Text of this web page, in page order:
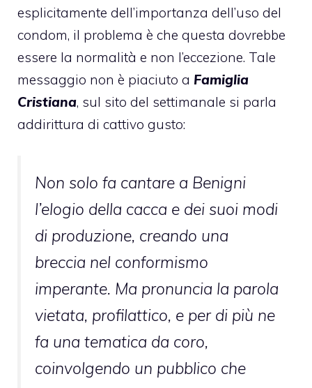
esplicitamente dell’importanza dell’uso del
condom, il problema è che questa dovrebbe
essere la normalità e non l’eccezione. Tale
messaggio non è piaciuto a Famiglia
Cristiana, sul sito del settimanale si parla
addirittura di cattivo gusto:
Non solo fa cantare a Benigni
l’elogio della cacca e dei suoi modi
di produzione, creando una
breccia nel conformismo
imperante. Ma pronuncia la parola
vietata, profilattico, e per di più ne
fa una tematica da coro,
coinvolgendo un pubblico che